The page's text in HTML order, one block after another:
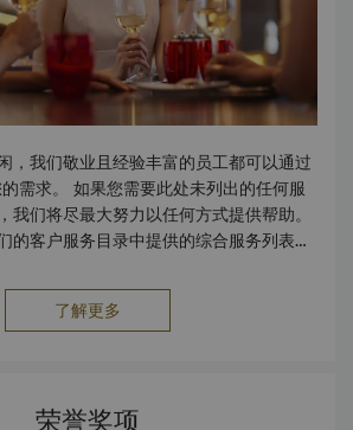
，我们敬业且经验丰富的员工都可以通过
需求。 如果您需要此处未列出的任何服
我们将尽最大努力以任何方式提供帮助。
的客户服务目录中提供的综合服务列表。
了解更多
荣誉奖项